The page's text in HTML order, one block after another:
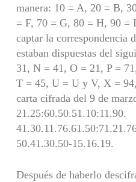
manera: 10 = A, 20 = B,
= F, 70 = G, 80 = H, 90 =
captar la corres­pondencia
estaban dispuestas del
31, N = 41, O = 21, P =
T = 45, U = U y V, X =
carta cifrada del 9 de
21.25:60.50.51.10:11.90.
50.41.30.50-15.16.19.
Después de haberlo